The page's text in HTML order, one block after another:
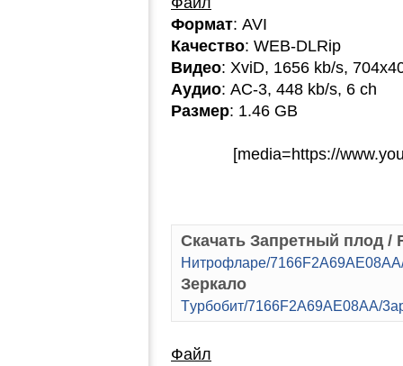
Формат: AVI
Качество: WEB-DLRip
Видео: XviD, 1656 kb/s,
Аудио: AC-3, 448 kb/s, 6 ch
Размер: 1.46 GB
[media=https://
Скачать Запретный плод /
Hитpoфлape/
Зеркало
Tуpбoбит/7166F2A69AE08AA/
Файл